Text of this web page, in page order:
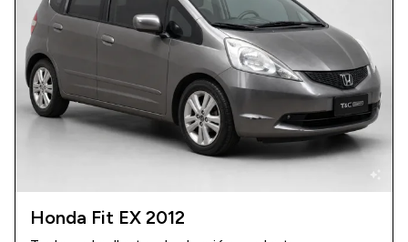
auto_awesome
2012 167.000 km
Honda Fit EX 2012